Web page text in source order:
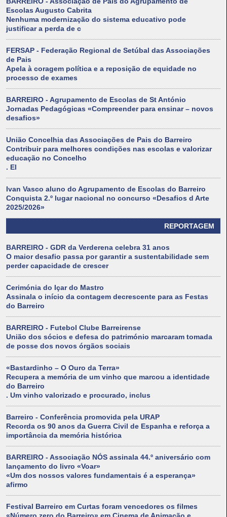
Escolas Augusto Cabrita
Nenhuma modernização do sistema educativo pode
justificar a perda de c
FERSAP - Federação Regional de Setúbal das Associações
de Pais
Apela à coragem política e a reposição de equidade no
processo de exames
BARREIRO - Agrupamento de Escolas de St António
Jornadas Pedagógicas «Compreender para ensinar – novos
desafios»
União Concelhia das Associações de Pais do Barreiro
Contribuir para melhores condições nas escolas e valorizar
educação no Concelho
. El
Ivan Vasco aluno do Agrupamento de Escolas do Barreiro
Conquista 2.º lugar nacional no concurso «Desafios d Arte
2025/2026»
REPORTAGEM
BARREIRO - GDR da Verderena celebra 31 anos
O maior desafio passa por garantir a sustentabilidade sem
perder capacidade de crescer
Cerimónia do Içar do Mastro
Assinala o início da contagem decrescente para as Festas
do Barreiro
BARREIRO - Futebol Clube Barreirense
União dos sócios e defesa do património marcaram tomada
de posse dos novos órgãos sociais
«Bastardinho – O Ouro da Terra»
Recupera a memória de um vinho que marcou a identidade
do Barreiro
. Um vinho valorizado e procurado, inclus
Barreiro - Conferência promovida pela URAP
Recorda os 90 anos da Guerra Civil de Espanha e reforça a
importância da memória histórica
BARREIRO - Associação NÓS assinala 44.º aniversário com
lançamento do livro «Voar»
«Um dos nossos valores fundamentais é a esperança»
afirmo
Festival Barreiro em Curtas foram vencedores os filmes